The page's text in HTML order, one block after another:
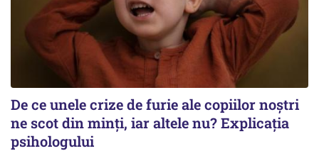
De ce unele crize de furie ale copiilor noștri
ne scot din minți, iar altele nu? Explicația
psihologului